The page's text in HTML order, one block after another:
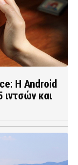
Η Android
και